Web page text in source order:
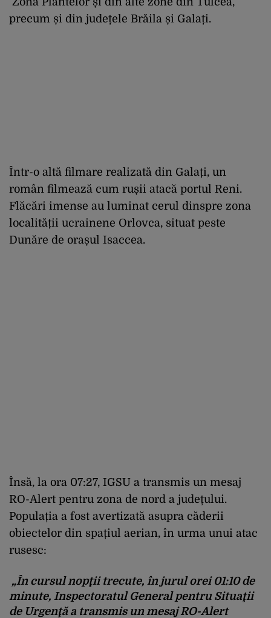
precum și din județele Brăila și Galați.
Într-o altă filmare realizată din Galați, un
român filmează cum rușii atacă portul Reni.
Flăcări imense au luminat cerul dinspre zona
localității ucrainene Orlovca, situat peste
Dunăre de orașul Isaccea.
Însă, la ora 07:27, IGSU a transmis un mesaj
RO-Alert pentru zona de nord a județului.
Populația a fost avertizată asupra căderii
obiectelor din spațiul aerian, în urma unui atac
rusesc:
„În cursul nopţii trecute, în jurul orei 01:10 de
minute, Inspectoratul General pentru Situaţii
de Urgenţă a transmis un mesaj RO-Alert